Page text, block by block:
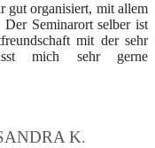
gut organisiert, mit allem
Seminarort selber ist
mit der sehr
mich sehr gerne
K.